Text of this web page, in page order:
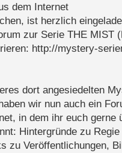
dem Internet
ist herzlich
zur Serie THE MIST
http://mystery-
dort angesiedelten
wir nun auch ein
in dem ihr euch gerne
Hintergründe zu Regie
zu Veröffentlichungen,